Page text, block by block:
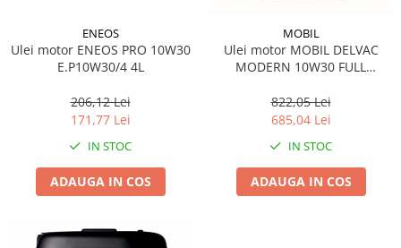
ENEOS
Ulei motor ENEOS PRO 10W30
E.P10W30/4 4L
206,12 Lei
171,77 Lei
IN STOC
ADAUGA IN COS
MOBIL
Ulei motor MOBIL DELVAC
MODERN 10W30 FULL
822,05 Lei
685,04 Lei
IN STOC
ADAUGA IN COS